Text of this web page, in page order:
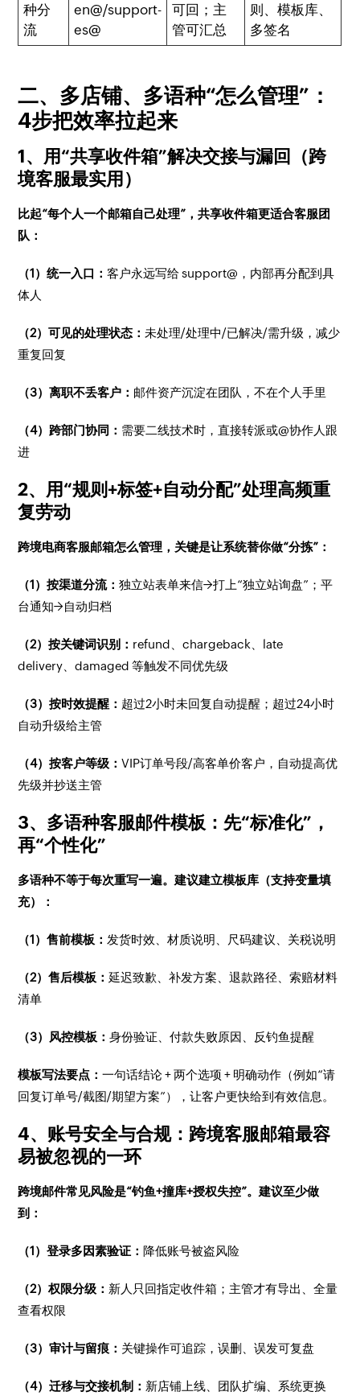
种分
流
en@/support-
es@
可回；主
管可汇总
则、模板库、
多签名
二、多店铺、多语种“怎么管理”：
4步把效率拉起来
1、用“共享收件箱”解决交接与漏回（跨
境客服最实用）
比起“每个人一个邮箱自己处理”，共享收件箱更适合客服团
队：
（1）统一入口：客户永远写给 support@，内部再分配到具
体人
（2）可见的处理状态：未处理/处理中/已解决/需升级，减少
重复回复
（3）离职不丢客户： 邮件资产沉淀在团队，不在个人手里
（4）跨部门协同： 需要二线技术时，直接转派或@协作人跟
进
2、用“规则+标签+自动分配”处理高频重
复劳动
跨境电商客服邮箱怎么管理，关键是让系统替你做“分拣”：
（1）按渠道分流：独立站表单来信→打上“独立站询盘”；平
台通知→自动归档
（2）按关键词识别： refund、chargeback、late
delivery、damaged 等触发不同优先级
（3）按时效提醒： 超过2小时未回复自动提醒；超过24小时
自动升级给主管
（4）按客户等级：VIP订单号段/高客单价客户，自动提高优
先级并抄送主管
3、多语种客服邮件模板：先“标准化”，
再“个性化”
多语种不等于每次重写一遍。建议建立模板库（支持变量填
充）：
（1）售前模板： 发货时效、材质说明、尺码建议、关税说明
（2）售后模板：延迟致歉、补发方案、退款路径、索赔材料
清单
（3）风控模板：身份验证、付款失败原因、反钓鱼提醒
模板写法要点：一句话结论 + 两个选项 + 明确动作（例如“请
回复订单号/截图/期望方案”），让客户更快给到有效信息。
4、账号安全与合规：跨境客服邮箱最容
易被忽视的一环
跨境邮件常见风险是“钓鱼+撞库+授权失控”。建议至少做
到：
（1）登录多因素验证： 降低账号被盗风险
（2）权限分级： 新人只回指定收件箱；主管才有导出、全量
查看权限
（3）审计与留痕： 关键操作可追踪，误删、误发可复盘
（4）迁移与交接机制： 新店铺上线、团队扩编、系统更换